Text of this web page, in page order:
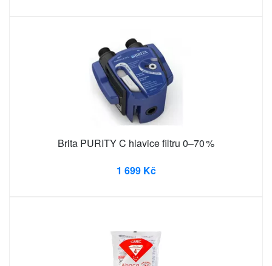
Brita PURITY C hlavice filtru 0–70 %
1 699 Kč